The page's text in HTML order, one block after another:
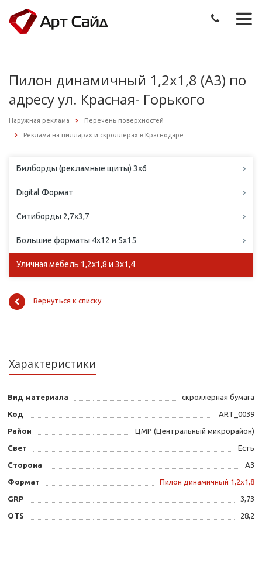
Пилон динамичный 1,2х1,8 (А3) по
адресу ул. Красная- Горького
Наружная реклама Перечень поверхностей
Реклама на пилларах и скроллерах в Краснодаре
Билборды (рекламные щиты) 3х6
Digital Формат
Ситиборды 2,7х3,7
Большие форматы 4х12 и 5х15
Уличная мебель 1,2х1,8 и 3х1,4
Вернуться к списку
Характеристики
Вид материала скроллерная бумага
Код ART_0039
Район ЦМР (Центральный микрорайон)
Свет Есть
Сторона А3
Формат Пилон динамичный 1,2х1,8
GRP 3,73
OTS 28,2